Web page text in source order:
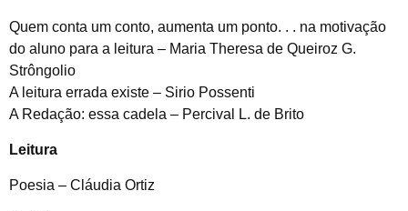
Quem conta um conto, aumenta um ponto. . . na motivação
do aluno para a leitura – Maria Theresa de Queiroz G.
Strôngolio
A leitura errada existe – Sirio Possenti
A Redação: essa cadela – Percival L. de Brito
Leitura
Poesia – Cláudia Ortiz